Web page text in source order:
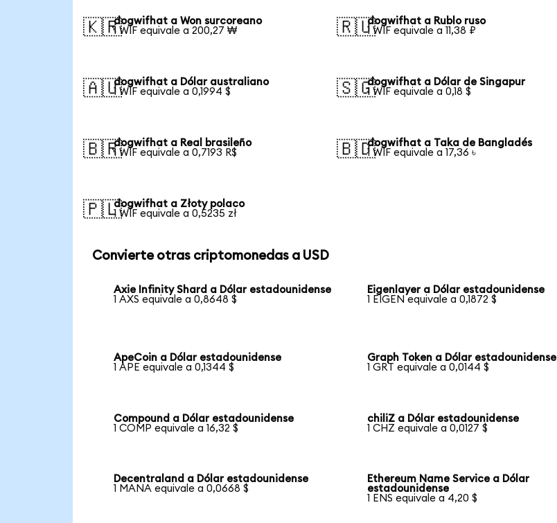
🇰🇷dogwifhat a Won surcoreano
1 WIF equivale a 200,27 ₩
🇷🇺dogwifhat a Rublo ruso
1 WIF equivale a 11,38 ₽
🇦🇺dogwifhat a Dólar australiano
1 WIF equivale a 0,1994 $
🇸🇬dogwifhat a Dólar de Singapur
1 WIF equivale a 0,18 $
🇧🇷dogwifhat a Real brasileño
1 WIF equivale a 0,7193 R$
🇧🇩dogwifhat a Taka de Bangladés
1 WIF equivale a 17,36 ৳
🇵🇱dogwifhat a Złoty polaco
1 WIF equivale a 0,5235 zł
Convierte otras criptomonedas a USD
Axie Infinity Shard a Dólar estadounidense
1 AXS equivale a 0,8648 $
Eigenlayer a Dólar estadounidense
1 EIGEN equivale a 0,1872 $
ApeCoin a Dólar estadounidense
1 APE equivale a 0,1344 $
Graph Token a Dólar estadounidense
1 GRT equivale a 0,0144 $
Compound a Dólar estadounidense
1 COMP equivale a 16,32 $
chiliZ a Dólar estadounidense
1 CHZ equivale a 0,0127 $
Decentraland a Dólar estadounidense
1 MANA equivale a 0,0668 $
Ethereum Name Service a Dólar
estadounidense
1 ENS equivale a 4,20 $